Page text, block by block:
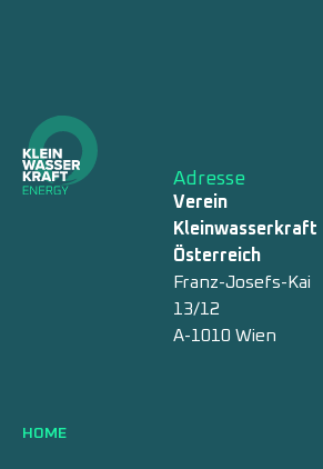
Adresse
Verein
Kleinwasserkraft
Österreich
Franz-Josefs-Kai
13/12
A-1010 Wien
HOME